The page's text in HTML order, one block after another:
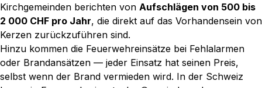
Kirchgemeinden berichten von Aufschlägen von 500 bis
2 000 CHF pro Jahr, die direkt auf das Vorhandensein von
Kerzen zurückzuführen sind.
Hinzu kommen die Feuerwehreinsätze bei Fehlalarmen
oder Brandansätzen — jeder Einsatz hat seinen Preis,
selbst wenn der Brand vermieden wird. In der Schweiz